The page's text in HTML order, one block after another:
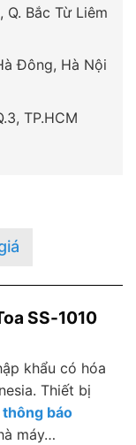
Bắc Từ Liêm
Đông, Hà Nội
TP.HCM
SS-1010
khẩu có hóa
Thiết bị
báo
máy…